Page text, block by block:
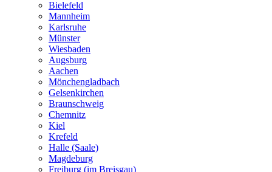
Bielefeld
Mannheim
Karlsruhe
Münster
Wiesbaden
Augsburg
Aachen
Mönchengladbach
Gelsenkirchen
Braunschweig
Chemnitz
Kiel
Krefeld
Halle (Saale)
Magdeburg
Freiburg (im Breisgau)